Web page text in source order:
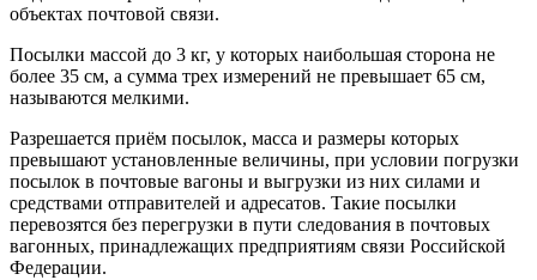
объектах почтовой связи.
Посылки массой до 3 кг, у которых наибольшая сторона не
более 35 см, а сумма трех измерений не превышает 65 см,
называются мелкими.
Разрешается приём посылок, масса и размеры которых
превышают установленные величины, при условии погрузки
посылок в почтовые вагоны и выгрузки из них силами и
средствами отправителей и адресатов. Такие посылки
перевозятся без перегрузки в пути следования в почтовых
вагонных, принадлежащих предприятиям связи Российской
Федерации.